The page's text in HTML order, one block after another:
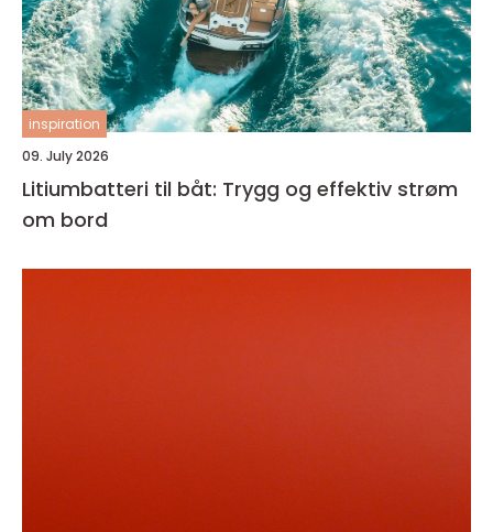
inspiration
09. July 2026
Litiumbatteri til båt: Trygg og effektiv strøm
om bord